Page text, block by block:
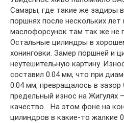
Самары, где такие же задиры
поршнях после нескольких лет
маслофорсунок там так же не
Остальные цилиндры в
хонинговки. Замер поршней и
неутешительную картину.
составил 0.04 мм, что при
0.04 мм, превращалось в зазор
предельный износ на Жигулях
качество… На этом фоне на
цилиндров в какие-то жалкие